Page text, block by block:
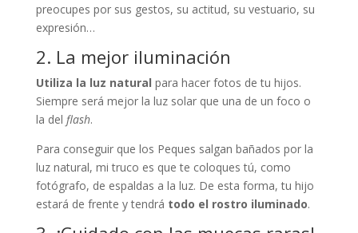
preocupes por sus gestos, su actitud, su vestuario, su
expresión…
2. La mejor iluminación
Utiliza la luz natural para hacer fotos de tu hijos.
Siempre será mejor la luz solar que una de un foco o
la del flash.
Para conseguir que los Peques salgan bañados por la
luz natural, mi truco es que te coloques tú, como
fotógrafo, de espaldas a la luz. De esta forma, tu hijo
estará de frente y tendrá todo el rostro iluminado.